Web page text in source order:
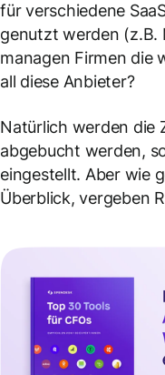
für verschiedene
genutzt werden (z.B.
managen Firmen die
all diese Anbieter?
Natürlich werden die
abgebucht werden,
eingestellt. Aber wie
Überblick, vergeben